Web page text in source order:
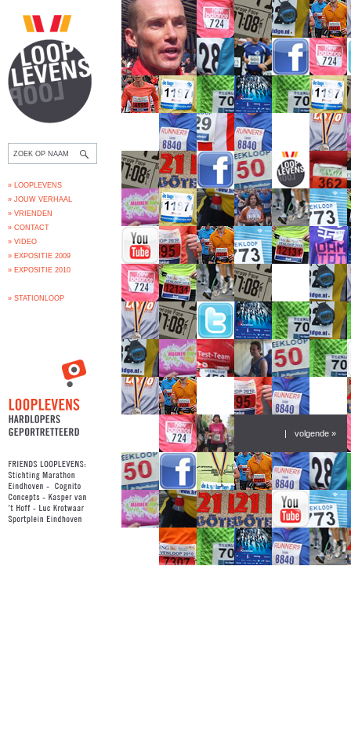
» LOOPLEVENS
» JOUW VERHAAL
» VRIENDEN
» CONTACT
» VIDEO
» EXPOSITIE 2009
» EXPOSITIE 2010
» STATIONLOOP
| volgende »